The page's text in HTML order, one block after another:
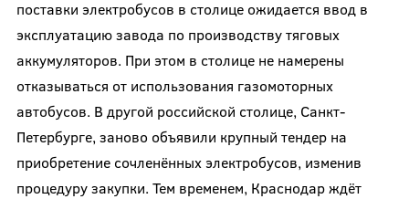
поставки электробусов в столице ожидается ввод в
эксплуатацию завода по производству тяговых
аккумуляторов. При этом в столице не намерены
отказываться от использования газомоторных
автобусов. В другой российской столице, Санкт-
Петербурге, заново объявили крупный тендер на
приобретение сочленённых электробусов, изменив
процедуру закупки. Тем временем, Краснодар ждёт